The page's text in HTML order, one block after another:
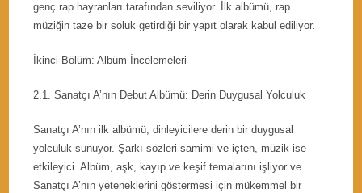
genç rap hayranları tarafından seviliyor. İlk albümü, rap
müziğin taze bir soluk getirdiği bir yapıt olarak kabul ediliyor.
İkinci Bölüm: Albüm İncelemeleri
2.1. Sanatçı A’nın Debut Albümü: Derin Duygusal Yolculuk
Sanatçı A’nın ilk albümü, dinleyicilere derin bir duygusal
yolculuk sunuyor. Şarkı sözleri samimi ve içten, müzik ise
etkileyici. Albüm, aşk, kayıp ve keşif temalarını işliyor ve
Sanatçı A’nın yeteneklerini göstermesi için mükemmel bir